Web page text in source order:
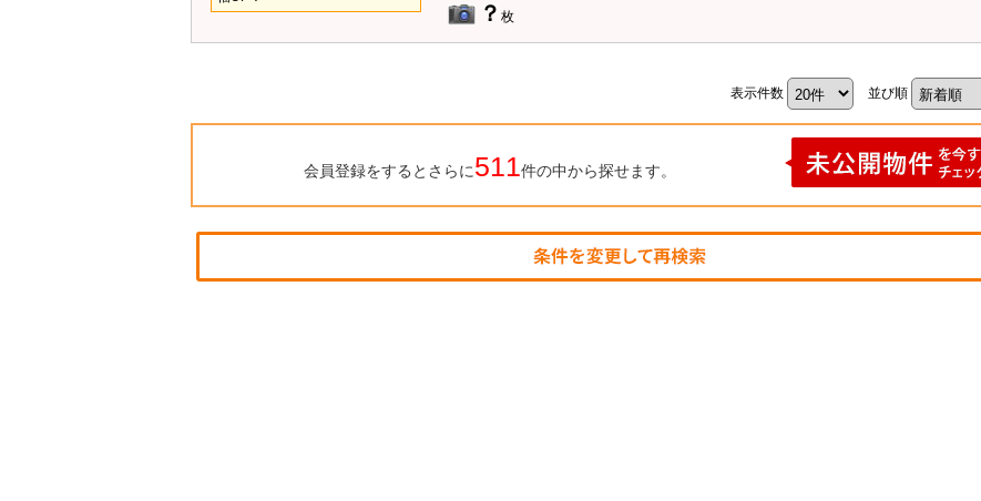
？ 枚
表示件数 並び順
会員登録をするとさらに511件の中から探せます。